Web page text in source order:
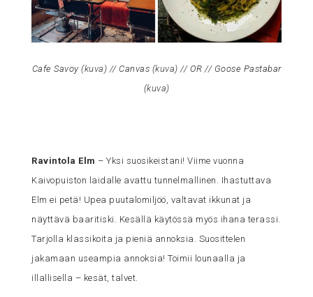
Cafe Savoy (kuva ) // Canvas (kuva) // OR // Goose Pastabar
(kuva)
Ravintola Elm – Yksi suosikeistani! Viime vuonna
Kaivopuiston laidalle avattu tunnelmallinen. Ihastuttava
Elm ei petä! Upea puutalomiljöö, valtavat ikkunat ja
näyttävä baaritiski. Kesällä käytössä myös ihana terassi.
Tarjolla klassikoita ja pieniä annoksia. Suosittelen
jakamaan useampia annoksia! Toimii lounaalla ja
illallisella – kesät, talvet.